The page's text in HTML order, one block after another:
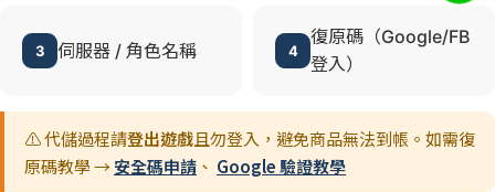
3 伺服器 / 角色名稱 4
復原碼（Google/FB
登入）
⚠️ 代儲過程請登出遊戲且勿登入，避免商品無法到帳。如需復
原碼教學 →安全碼申請 、 Google 驗證教學